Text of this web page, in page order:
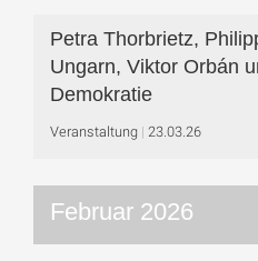
Petra Thorbrietz,
Ungarn, Viktor Orbán
Demokratie
Veranstaltung 23.03.26
Februar 2026